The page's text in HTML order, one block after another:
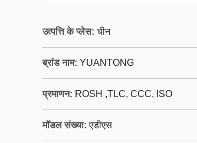
उत्पत्ति के प्लेस: चीन
ब्रांड नाम: YUANTONG
प्रमाणन: ROSH ,TLC, CCC, ISO
मॉडल संख्या: एडीएस